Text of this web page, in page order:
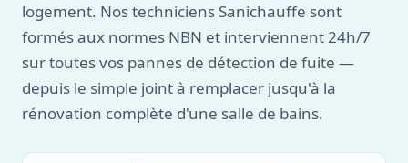
logement. Nos techniciens Sanichauffe sont
formés aux normes NBN et interviennent 24h/7
sur toutes vos pannes de détection de fuite —
depuis le simple joint à remplacer jusqu'à la
rénovation complète d'une salle de bains.